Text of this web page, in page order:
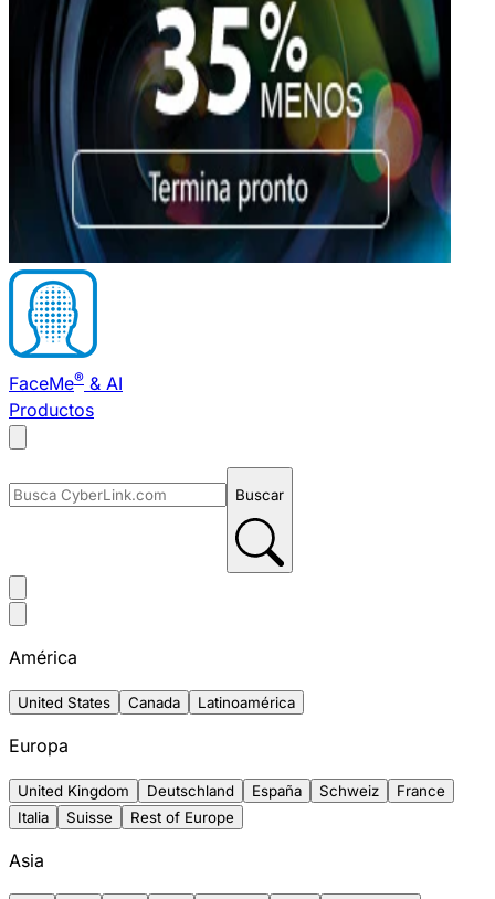
FaceMe® & AI
Productos
Buscar
América
United States Canada Latinoamérica
Europa
United Kingdom Deutschland España Schweiz
France
Italia
Suisse Rest of Europe
Asia